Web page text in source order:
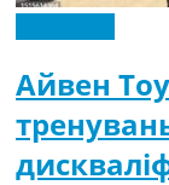
Айвен